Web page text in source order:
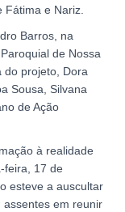
Fátima e Nariz.
Barros, na
de Nossa
do projeto, Dora
Sousa, Silvana
de Ação
à realidade
feira, 17 de
esteve a auscultar
assentes em reunir